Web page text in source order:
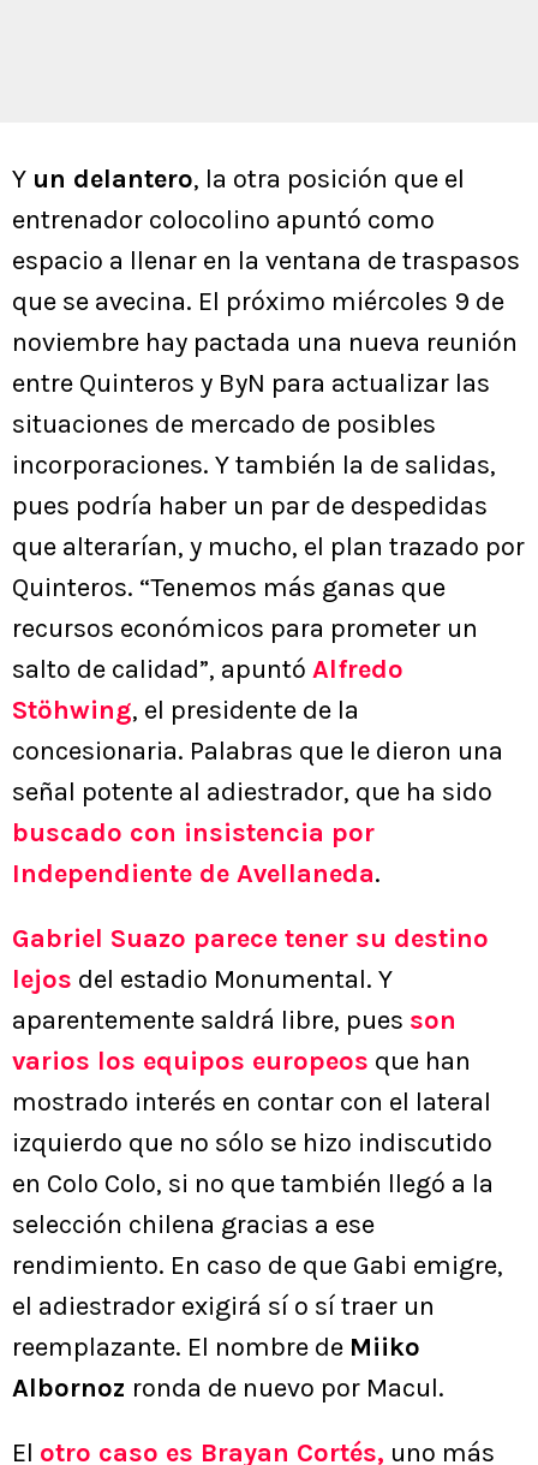
Y un delantero, la otra posición que el
entrenador colocolino apuntó como
espacio a llenar en la ventana de traspasos
que se avecina. El próximo miércoles 9 de
noviembre hay pactada una nueva reunión
entre Quinteros y ByN para actualizar las
situaciones de mercado de posibles
incorporaciones. Y también la de salidas,
pues podría haber un par de despedidas
que alterarían, y mucho, el plan trazado por
Quinteros. “Tenemos más ganas que
recursos económicos para prometer un
salto de calidad”, apuntó Alfredo
Stöhwing, el presidente de la
concesionaria. Palabras que le dieron una
señal potente al adiestrador, que ha sido
buscado con insistencia por
Independiente de Avellaneda.
Gabriel Suazo parece tener su destino
lejos del estadio Monumental. Y
aparentemente saldrá libre, pues son
varios los equipos europeos que han
mostrado interés en contar con el lateral
izquierdo que no sólo se hizo indiscutido
en Colo Colo, si no que también llegó a la
selección chilena gracias a ese
rendimiento. En caso de que Gabi emigre,
el adiestrador exigirá sí o sí traer un
reemplazante. El nombre de Miiko
Albornoz ronda de nuevo por Macul.
El otro caso es Brayan Cortés, uno más